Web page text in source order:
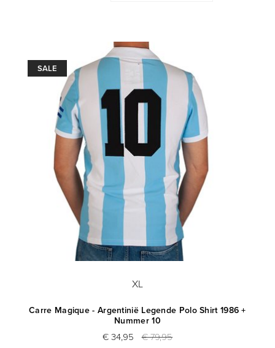
SALE
XL
Carre Magique - Argentinië Legende Polo Shirt 1986 +
Nummer 10
€ 34,95 € 79,95